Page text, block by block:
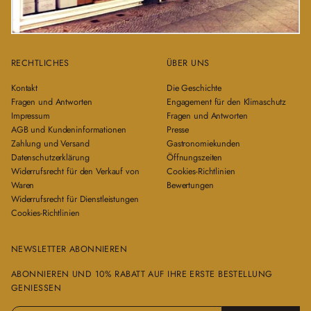
RECHTLICHES
Kontakt
Fragen und Antworten
Impressum
AGB und Kundeninformationen
Zahlung und Versand
Datenschutzerklärung
Widerrufsrecht für den Verkauf von
Waren
Widerrufsrecht für Dienstleistungen
Cookies-Richtlinien
ÜBER UNS
Die Geschichte
Engagement für den Klimaschutz
Fragen und Antworten
Presse
Gastronomiekunden
Öffnungszeiten
Cookies-Richtlinien
Bewertungen
NEWSLETTER ABONNIEREN
ABONNIEREN UND 10% RABATT AUF IHRE ERSTE BESTELLUNG
GENIESSEN